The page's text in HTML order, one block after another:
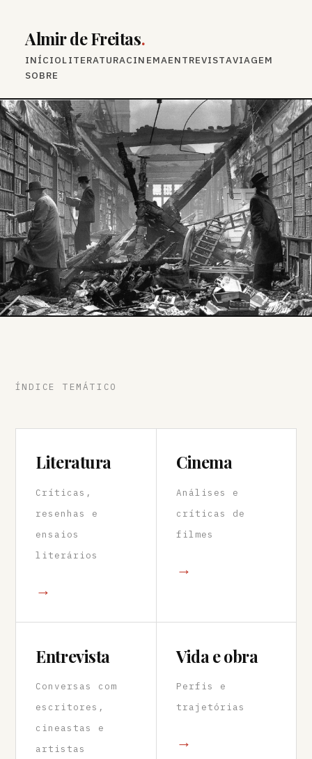
Almir de Freitas.
INÍCIOLITERATURACINEMAENTREVISTAVIAGEM
SOBRE
ÍNDICE TEMÁTICO
Literatura
Críticas,
resenhas e
ensaios
literários
→
Cinema
Análises e
críticas de
filmes
→
Entrevista
Conversas com
escritores,
cineastas e
artistas
Vida e obra
Perfis e
trajetórias
→